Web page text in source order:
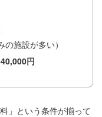
施設が多い）
円
」という条件が揃って